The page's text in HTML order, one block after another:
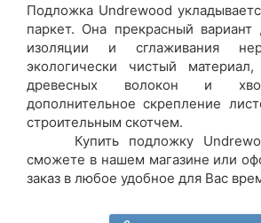
Подложка Undrewood
паркет. Она прекрасный
изоляции и сглаживания
экологически чистый материал,
древесных волокон и
дополнительное скрепление
строительным скотчем.
Купить подложку
сможете в нашем магазине или
заказ в любое удобное для Вас